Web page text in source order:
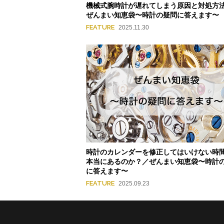
機械式腕時計が遅れてしまう原因と対処方
ぜんまい知恵袋〜時計の疑問に答えます〜
FEATURE 2025.11.30
時計のカレンダーを修正してはいけない時
本当にあるのか？／ぜんまい知恵袋〜時計
に答えます〜
FEATURE 2025.09.23